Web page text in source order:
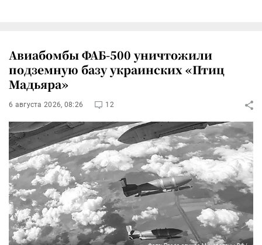
Авиабомбы ФАБ-500 уничтожили
подземную базу украинских «Птиц
Мадьяра»
6 августа 2026, 08:26 12